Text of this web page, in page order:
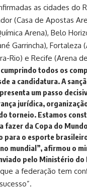
as cidades do
(Casa de Apostas
Arena), Belo
Garrincha), Fortaleza
Rio) e Recife (Arena
todos os
a candidatura. A
um passo
jurídica,
torneio. Estamos
fazer da Copa do
para o esporte
mundial”, afirmou o
pelo Ministério do
a federação tem